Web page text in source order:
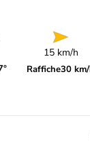
15 km/h
Raffiche30